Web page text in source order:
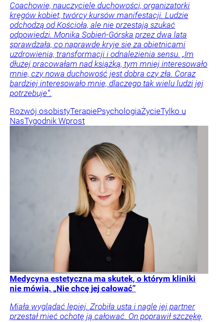
Coachowie, nauczyciele duchowości, organizatorki
kręgów kobiet, twórcy kursów manifestacji. Ludzie
odchodzą od Kościoła, ale nie przestają szukać
odpowiedzi. Monika Sobień-Górska przez dwa lata
sprawdzała, co naprawdę kryje się za obietnicami
uzdrowienia, transformacji i odnalezienia sensu. „Im
dłużej pracowałam nad książką, tym mniej interesowało
mnie, czy nowa duchowość jest dobra czy zła. Coraz
bardziej interesowało mnie, dlaczego tak wielu ludzi jej
potrzebuje”.
Rozwój osobistyTerapiePsychologiaŻycieTylko u
NasTygodnik Wprost
Medycyna estetyczna ma skutek, o którym kliniki
nie mówią. „Nie chcę jej całować”
Miała wyglądać lepiej. Zrobiła usta i nagle jej partner
przestał mieć ochotę ją całować. On poprawił szczękę,